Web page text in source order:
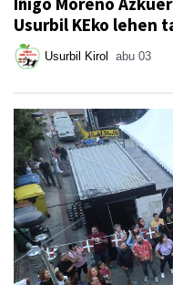
Usurbil KEko lehen
Usurbil Kirol abu 03